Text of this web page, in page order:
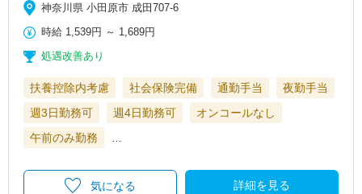
神奈川県 小田原市 成田707-6
時給 1,539円 ～ 1,689円
処遇改善あり
扶養控除内考慮 社会保険完備 通勤手当
夜勤手当
週3日勤務可
週4日勤務可
オンコールなし
午前のみ勤務
詳細を見る
気になる